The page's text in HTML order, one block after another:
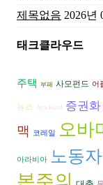
제목없음 2026년
태크클라우드
주택 부패 사모펀드 어
뉴스 Ayn Rand 증권화
맥
코레일 오바
아라비아 노동자
본주의